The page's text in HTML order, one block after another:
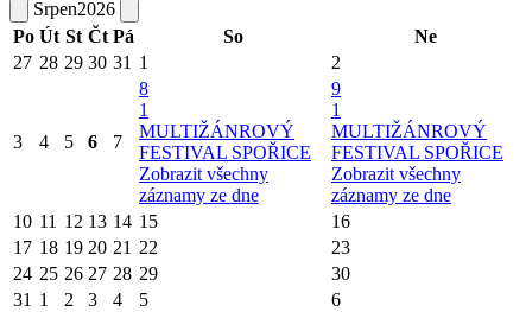
Srpen2026
Po Út St Čt Pá So
Ne
27 28 29 30 31 1 2
3 4 5 6 7
8
1
MULTIŽÁNROVÝ
FESTIVAL SPOŘICE
Zobrazit všechny
záznamy ze dne
9
1
MULTIŽÁNROVÝ
FESTIVAL SPOŘICE
Zobrazit všechny
záznamy ze dne
10 11 12 13 14 15
16
17 18 19 20 21 22
23
24 25 26 27 28 29
30
31 1 2 3 4 5 6